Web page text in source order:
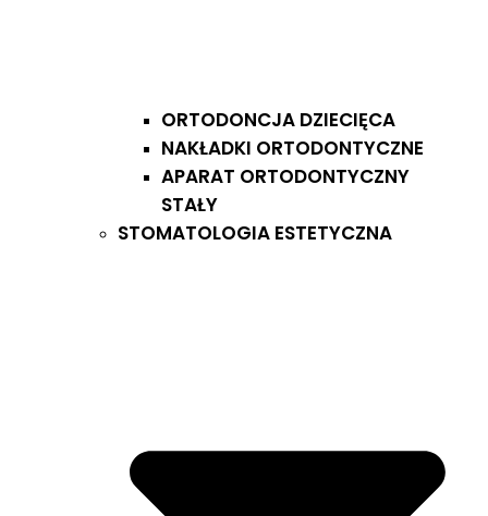
ORTODONCJA DZIECIĘCA
NAKŁADKI ORTODONTYCZNE
APARAT ORTODONTYCZNY
STAŁY
STOMATOLOGIA ESTETYCZNA